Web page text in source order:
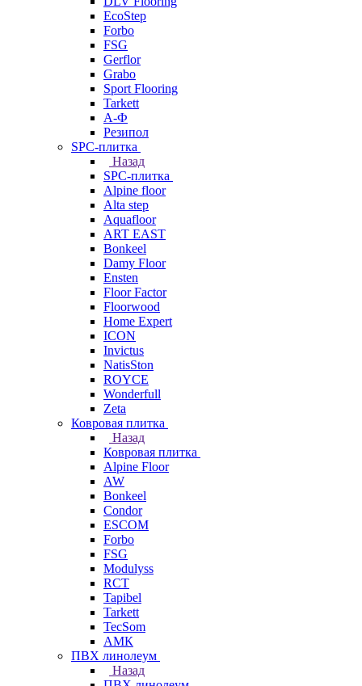
EcoStep
Forbo
FSG
Gerflor
Grabo
Sport Flooring
Tarkett
А-Ф
Резипол
SPC-плитка
Назад
SPC-плитка
Alpine floor
Alta step
Aquafloor
ART EAST
Bonkeel
Damy Floor
Ensten
Floor Factor
Floorwood
Home Expert
ICON
Invictus
NatisSton
ROYCE
Wonderfull
Zeta
Ковровая плитка
Назад
Ковровая плитка
Alpine Floor
AW
Bonkeel
Condor
ESCOM
Forbo
FSG
Modulyss
RCT
Tapibel
Tarkett
TecSom
АМК
ПВХ линолеум
Назад